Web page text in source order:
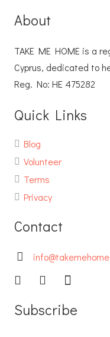
About
TAKE ME HOME is a
Cyprus, dedicated to
Reg. No: ΗΕ 475282
Quick Links
Blog
Volunteer
Terms
Privacy
Contact
Subscribe